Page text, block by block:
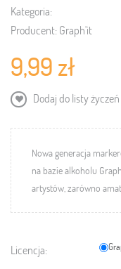
Kategoria:
Producent: Graph'it
9,99 zł
Dodaj do listy życzeń
Nowa generacja
na bazie alkoholu
artystów, zarówno
Licencja: